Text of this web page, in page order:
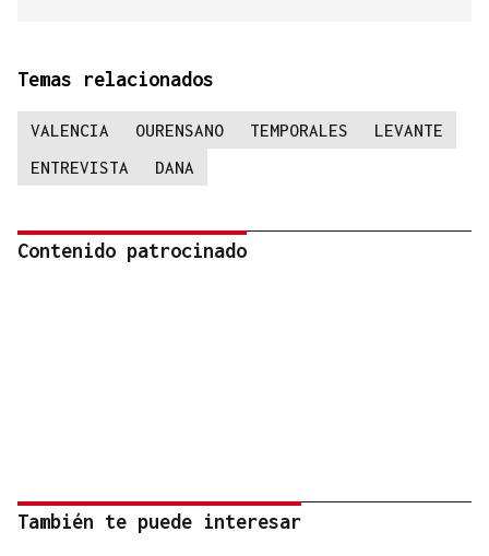
Temas relacionados
VALENCIA OURENSANO TEMPORALES
LEVANTE
ENTREVISTA
DANA
Contenido patrocinado
También te puede interesar